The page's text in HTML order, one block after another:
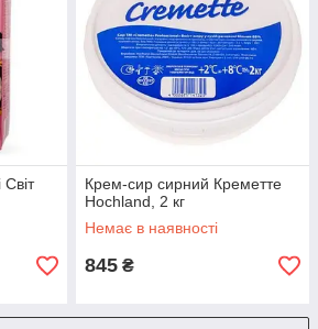
Крем-сир сирний Креметте
Hochland, 2 кг
Немає в наявності
845 ₴